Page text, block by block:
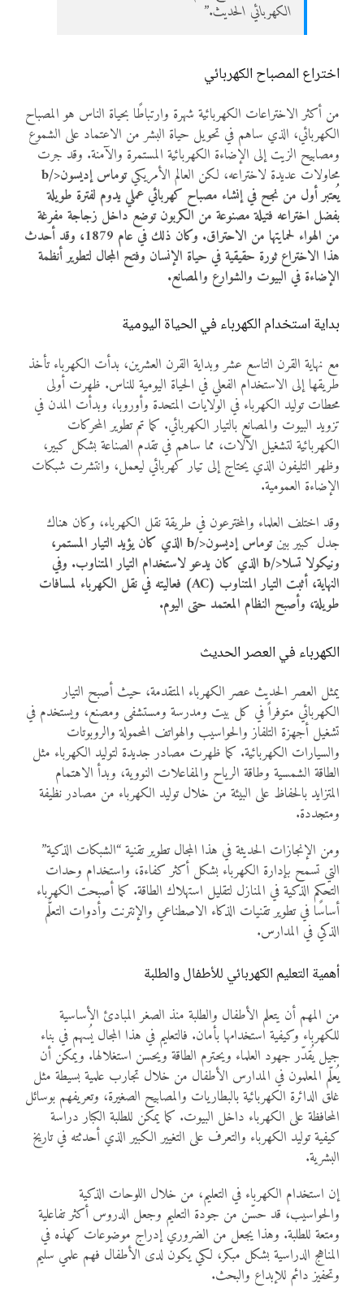
الكهربائي الحديث.”
اختراع المصباح الكهربائي
من أكثر الاختراعات الكهربائية شهرة وارتباطًا بحياة الناس هو المصباح
الكهربائي، الذي ساهم في تحويل حياة البشر من الاعتماد على الشموع
ومصابيح الزيت إلى الإضاءة الكهربائية المستمرة والآمنة. وقد جرت
محاولات عديدة لاختراعه، لكن العالم الأمريكي
توماس إديسون</b
يُعتبر أول من نجح في إنشاء مصباح كهربائي عملي يدوم لفترة طويلة
بفضل اختراعه فتيلة مصنوعة من الكربون توضع داخل زجاجة مفرغة
من الهواء لحمايتها من الاحتراق. وكان ذلك في عام 1879، وقد أحدث
هذا الاختراع ثورة حقيقية في حياة الإنسان وفتح المجال لتطوير أنظمة
الإضاءة في البيوت والشوارع والمصانع.
بداية استخدام الكهرباء في الحياة اليومية
مع نهاية القرن التاسع عشر وبداية القرن العشرين، بدأت الكهرباء تأخذ
طريقها إلى الاستخدام الفعلي في الحياة اليومية للناس. ظهرت أولى
محطات توليد الكهرباء في الولايات المتحدة وأوروبا، وبدأت المدن في
تزويد البيوت والمصانع بالتيار الكهربائي. كما تم تطوير المحركات
الكهربائية لتشغيل الآلات، مما ساهم في تقدم الصناعة بشكل كبير،
وظهر التليفون الذي يحتاج إلى تيار كهربائي ليعمل، وانتشرت شبكات
الإضاءة العمومية.
وقد اختلف العلماء والمخترعون في طريقة نقل الكهرباء، وكان هناك
جدل كبير بين
توماس إديسون</b الذي كان يؤيد التيار المستمر،
و
نيكولا تسلا</b الذي كان يدعو لاستخدام التيار المتناوب. وفي
النهاية، أثبت التيار المتناوب (AC) فعاليته في نقل الكهرباء لمسافات
طويلة، وأصبح النظام المعتمد حتى اليوم.
الكهرباء في العصر الحديث
يمثل العصر الحديث عصر الكهرباء المتقدمة، حيث أصبح التيار
الكهربائي متوفراً في كل بيت ومدرسة ومستشفى ومصنع، ويستخدم في
تشغيل أجهزة التلفاز والحواسيب والهواتف المحمولة والروبوتات
والسيارات الكهربائية. كما ظهرت مصادر جديدة لتوليد الكهرباء مثل
الطاقة الشمسية وطاقة الرياح والمفاعلات النووية، وبدأ الاهتمام
المتزايد بالحفاظ على البيئة من خلال توليد الكهرباء من مصادر نظيفة
ومتجددة.
ومن الإنجازات الحديثة في هذا المجال تطوير تقنية “الشبكات الذكية”
التي تسمح بإدارة الكهرباء بشكل أكثر كفاءة، واستخدام وحدات
التحكم الذكية في المنازل لتقليل استهلاك الطاقة. كما أصبحت الكهرباء
أساسًا في تطوير تقنيات الذكاء الاصطناعي والإنترنت وأدوات التعلُّم
الذكي في المدارس.
أهمية التعليم الكهربائي للأطفال والطلبة
من المهم أن يتعلم الأطفال والطلبة منذ الصغر المبادئ الأساسية
للكهرباء وكيفية استخدامها بأمان. فالتعليم في هذا المجال يُسهم في بناء
جيل يُقدّر جهود العلماء ويحترم الطاقة ويحسن استغلالها. ويمكن أن
يُعلّم المعلمون في المدارس الأطفال من خلال تجارب علمية بسيطة مثل
غلق الدائرة الكهربائية بالبطاريات والمصابيح الصغيرة، وتعريفهم بوسائل
المحافظة على الكهرباء داخل البيوت. كما يمكن للطلبة الكبار دراسة
كيفية توليد الكهرباء والتعرف على التغيير الكبير الذي أحدثته في تاريخ
البشرية.
إن استخدام الكهرباء في التعليم، من خلال اللوحات الذكية
والحواسيب، قد حسّن من جودة التعليم وجعل الدروس أكثر تفاعلية
ومتعة للطلبة. وهذا يجعل من الضروري إدراج موضوعات كهذه في
المناهج الدراسية بشكل مبكر، لكي يكون لدى الأطفال فهم علمي سليم
وتحفيز دائم للإبداع والبحث.